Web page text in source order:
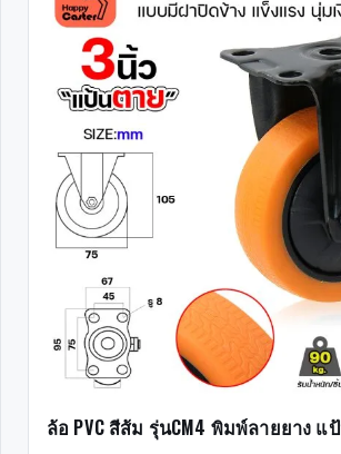
ล้อ PVC สีส้ม รุ่นCM4 พิมพ์ลายยาง แ